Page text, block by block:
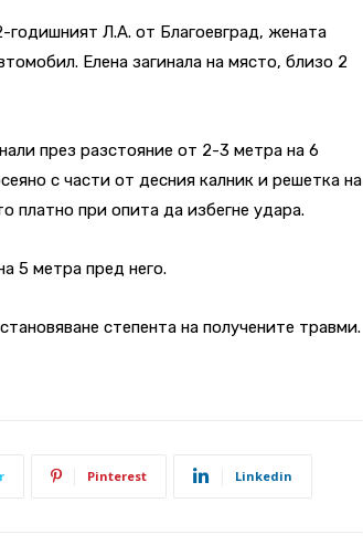
Л.А. от Благоевград, жената
Елена загинала на място, близо 2
през разстояние от 2-3 метра на 6
с части от десния калник и решетка на
платно при опита да избегне удара.
5 метра пред него.
степента на получените травми.
Pinterest Linkedin